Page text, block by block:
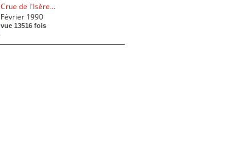
Crue de l'Isère...
Février 1990
vue 13516 fois